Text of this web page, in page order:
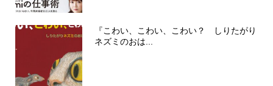
『こわい、こわい、こわい？ しりたがり
ネズミのおは...